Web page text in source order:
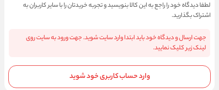
لطفا دیدگاه خود را راجع به این کالا بنویسید و تجربه خریدتان را با سایر کاربران به
اشتراک بگذارید.
جهت ارسال و دیدگاه خود باید ابتدا وارد سایت شوید. جهت ورود به سایت روی
لینک زیر کلیک نمایید.
وارد حساب کاربری خود شوید